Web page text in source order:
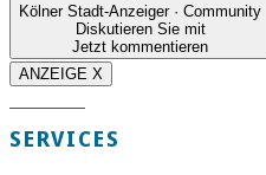
Kölner Stadt-Anzeiger · Community
Diskutieren Sie mit
Jetzt kommentieren
ANZEIGE X
SERVICES